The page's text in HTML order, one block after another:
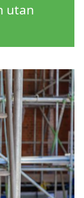
utan